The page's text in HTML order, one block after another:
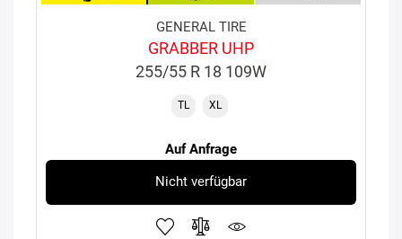
GENERAL TIRE
GRABBER UHP
255/55 R 18 109W
TL XL
Auf Anfrage
Nicht verfügbar